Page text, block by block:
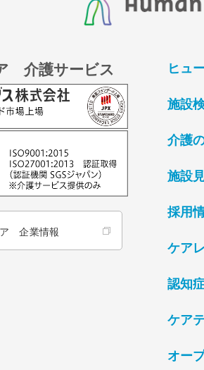
介護サービス
ア 企業情報
ヒュ
施設
介護
施設
採用
ケア
認知
ケア
オー